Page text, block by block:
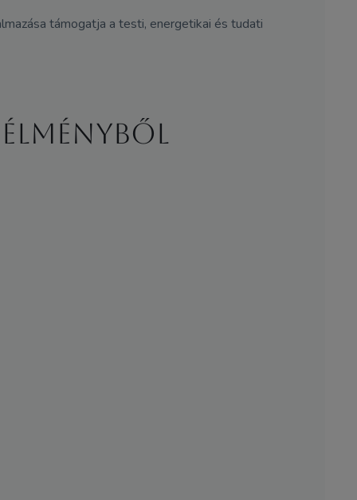
támogatja a testi, energetikai és tudati